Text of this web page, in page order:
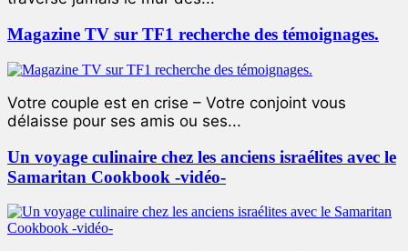
Magazine TV sur TF1 recherche des témoignages.
Votre couple est en crise – Votre conjoint vous
délaisse pour ses amis ou ses...
Un voyage culinaire chez les anciens israélites avec le
Samaritan Cookbook -vidéo-